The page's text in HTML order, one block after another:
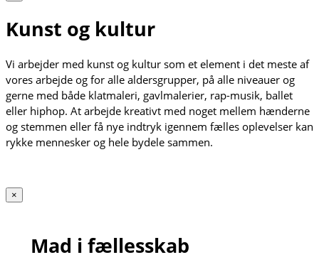
Kunst og kultur
Vi arbejder med kunst og kultur som et element i det meste af
vores arbejde og for alle aldersgrupper, på alle niveauer og
gerne med både klatmaleri, gavlmalerier, rap-musik, ballet
eller hiphop. At arbejde kreativt med noget mellem hænderne
og stemmen eller få nye indtryk igennem fælles oplevelser kan
rykke mennesker og hele bydele sammen.
×
Mad i fællesskab